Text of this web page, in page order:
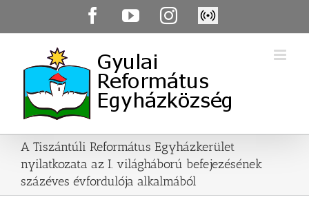
FacebookYouTubeInstagram
Élő
közvetítés
A Tiszántúli Református Egyházkerület
nyilatkozata az I. világháború befejezésének
százéves évfordulója alkalmából